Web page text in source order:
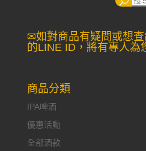
✉如對商品有疑問或想
的LINE ID，將有專人為
商品分類
IPA啤酒
優惠活動
全部酒款